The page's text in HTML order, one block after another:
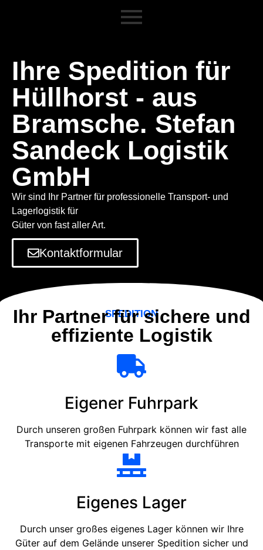
Ihre Spedition für
Hüllhorst - aus
Bramsche. Stefan
Sandeck Logistik
GmbH
Wir sind Ihr Partner für professionelle Transport- und
Lagerlogistik für
Güter von fast aller Art.
Kontaktformular
SPEDITION
Ihr Partner für sichere und
effiziente Logistik
Eigener Fuhrpark
Durch unseren großen Fuhrpark können wir fast alle
Transporte mit eigenen Fahrzeugen durchführen
Eigenes Lager
Durch unser großes eigenes Lager können wir Ihre
Güter auf dem Gelände unserer Spedition sicher und